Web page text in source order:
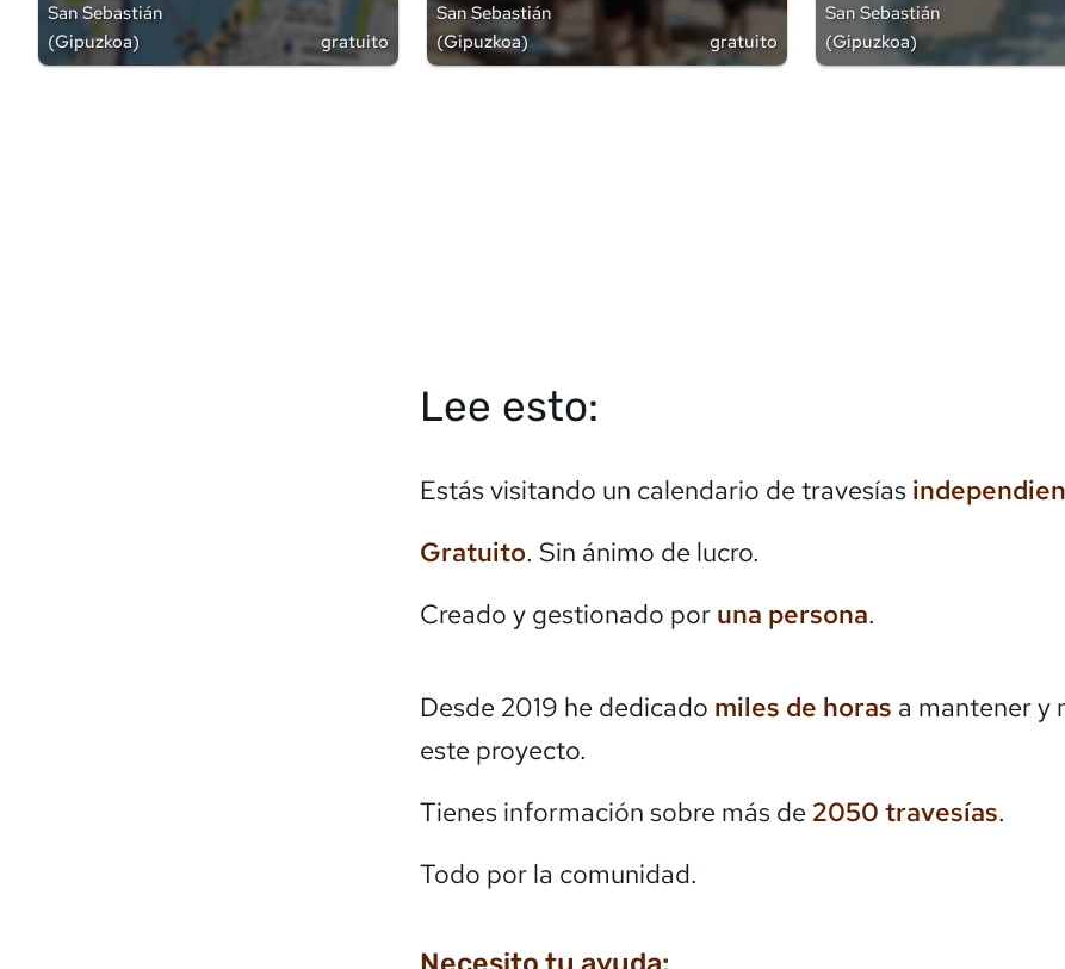
San Sebastián
(Gipuzkoa) gratuito
San Sebastián
(Gipuzkoa) gratuito
San Sebastián
(Gipuzkoa)
Lee esto:
Estás visitando un calendario de travesías
Gratuito. Sin ánimo de lucro.
Creado y gestionado por una persona.
Desde 2019 he dedicado miles de horas a mantener y
este proyecto.
Tienes información sobre más de 2050 travesías.
Todo por la comunidad.